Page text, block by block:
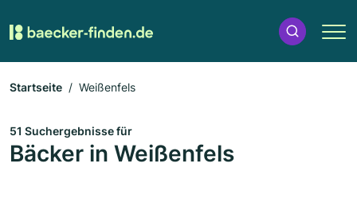
Startseite Weißenfels
51 Suchergebnisse für
Bäcker in Weißenfels